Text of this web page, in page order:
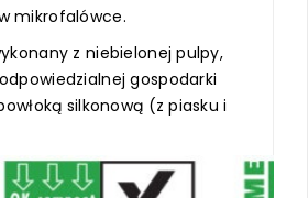
mikrofalówce.
z niebielonej pulpy,
gospodarki
silkonową (z piasku i